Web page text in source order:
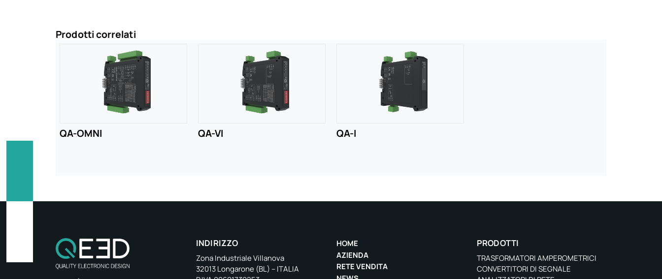
Prodotti correlati
QA-OMNI QA-VI QA-I
INDIRIZZO
Zona Industriale Villanova
32013 Longarone (BL) – ITALIA
HOME
AZIENDA
RETE VENDITA
PRODOTTI
TRASFORMATORI AMPEROMETRICI
CONVERTITORI DI SEGNALE